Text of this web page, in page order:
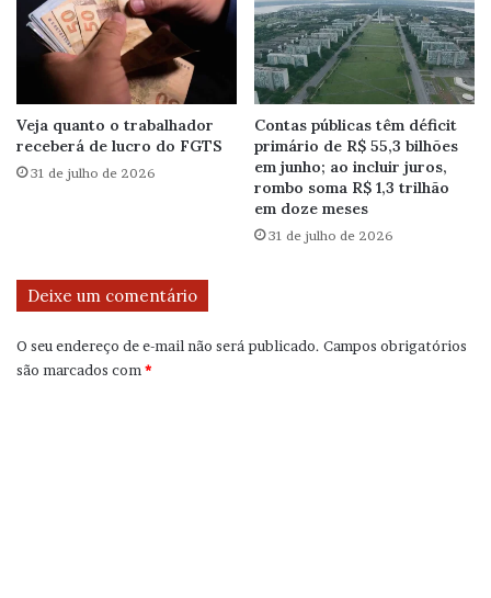
Veja quanto o trabalhador
receberá de lucro do FGTS
31 de julho de 2026
Contas públicas têm déficit
primário de R$ 55,3 bilhões
em junho; ao incluir juros,
rombo soma R$ 1,3 trilhão
em doze meses
31 de julho de 2026
Deixe um comentário
O seu endereço de e-mail não será publicado. Campos obrigatórios
são marcados com*